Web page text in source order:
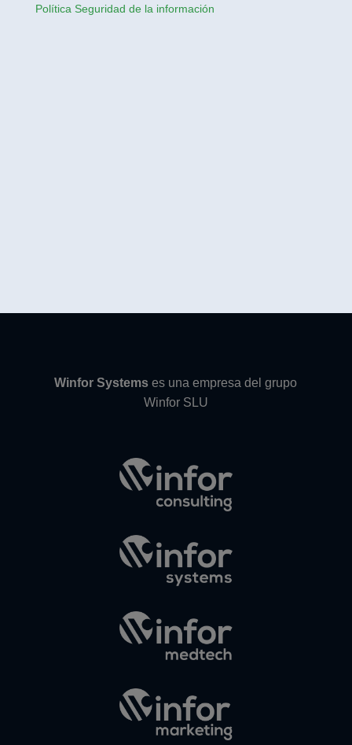
Política Seguridad de la información
Winfor Systems es una empresa del grupo
Winfor SLU